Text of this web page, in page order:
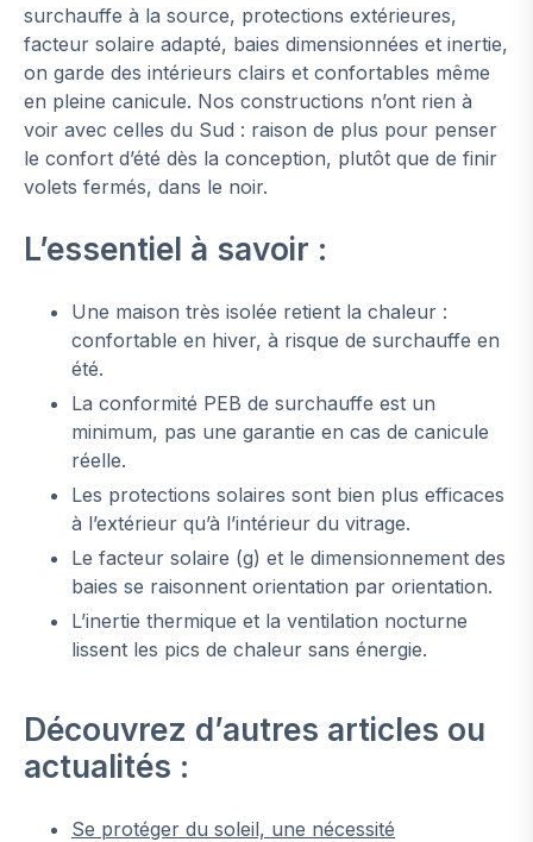
surchauffe à la source, protections extérieures,
facteur solaire adapté, baies dimensionnées et inertie,
on garde des intérieurs clairs et confortables même
en pleine canicule. Nos constructions n’ont rien à
voir avec celles du Sud : raison de plus pour penser
le confort d’été dès la conception, plutôt que de finir
volets fermés, dans le noir.
L’essentiel à savoir :
Une maison très isolée retient la chaleur :
confortable en hiver, à risque de surchauffe en
été.
La conformité PEB de surchauffe est un
minimum, pas une garantie en cas de canicule
réelle.
Les protections solaires sont bien plus efficaces
à l’extérieur qu’à l’intérieur du vitrage.
Le facteur solaire (g) et le dimensionnement des
baies se raisonnent orientation par orientation.
L’inertie thermique et la ventilation nocturne
lissent les pics de chaleur sans énergie.
Découvrez d’autres articles ou
actualités :
Se protéger du soleil, une nécessité